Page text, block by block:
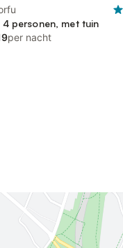
personen, met tuin
per nacht